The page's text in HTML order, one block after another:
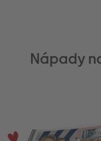
Nápady